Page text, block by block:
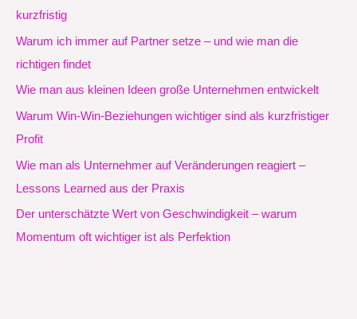
kurzfristig
Warum ich immer auf Partner setze – und wie man die
richtigen findet
Wie man aus kleinen Ideen große Unternehmen entwickelt
Warum Win-Win-Beziehungen wichtiger sind als kurzfristiger
Profit
Wie man als Unternehmer auf Veränderungen reagiert –
Lessons Learned aus der Praxis
Der unterschätzte Wert von Geschwindigkeit – warum
Momentum oft wichtiger ist als Perfektion